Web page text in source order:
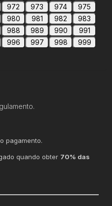
972 973 974
975
980 981 982
983
988 989 990
991
996 997 998 999
pagamento.
quando obter 70% das